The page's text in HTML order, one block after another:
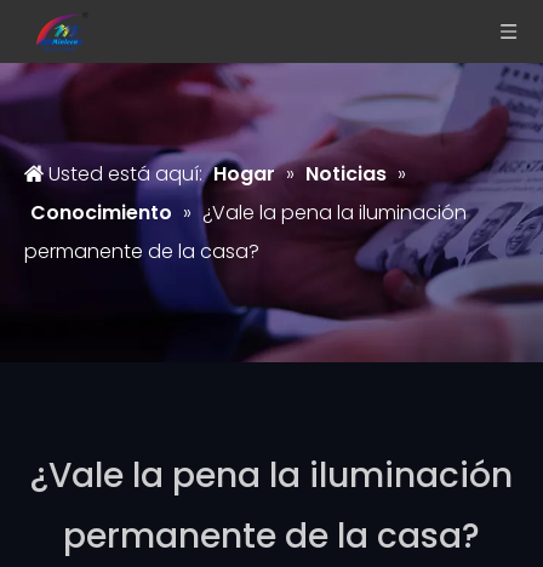
Usted está aquí: Hogar » Noticias »
Conocimiento » ¿Vale la pena la iluminación
permanente de la casa?
¿Vale la pena la iluminación
permanente de la casa?